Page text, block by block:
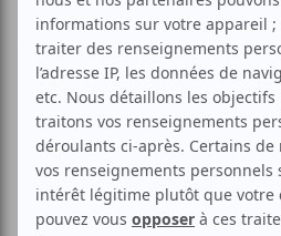
ParAngélique Caron St-Pierre| 7
« Je voudrais qu'on m'efface » |
La sérieJe voudrais qu’on
mars dernier sur ICI Tou.tv.
roman du même nom
été réalisée avec brio par
avec Florence Lafond.